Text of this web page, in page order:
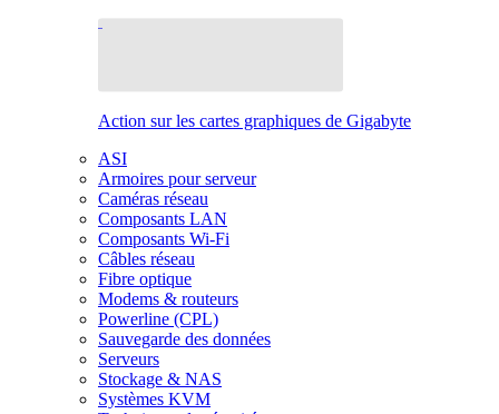
Action sur les cartes graphiques de Gigabyte
ASI
Armoires pour serveur
Caméras réseau
Composants LAN
Composants Wi-Fi
Câbles réseau
Fibre optique
Modems & routeurs
Powerline (CPL)
Sauvegarde des données
Serveurs
Stockage & NAS
Systèmes KVM